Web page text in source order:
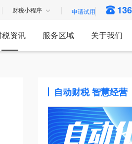
财税小程序
税资讯 服务区域 关于我们
自动财税 智慧经营